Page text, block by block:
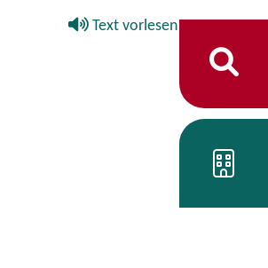
Text vorlesen